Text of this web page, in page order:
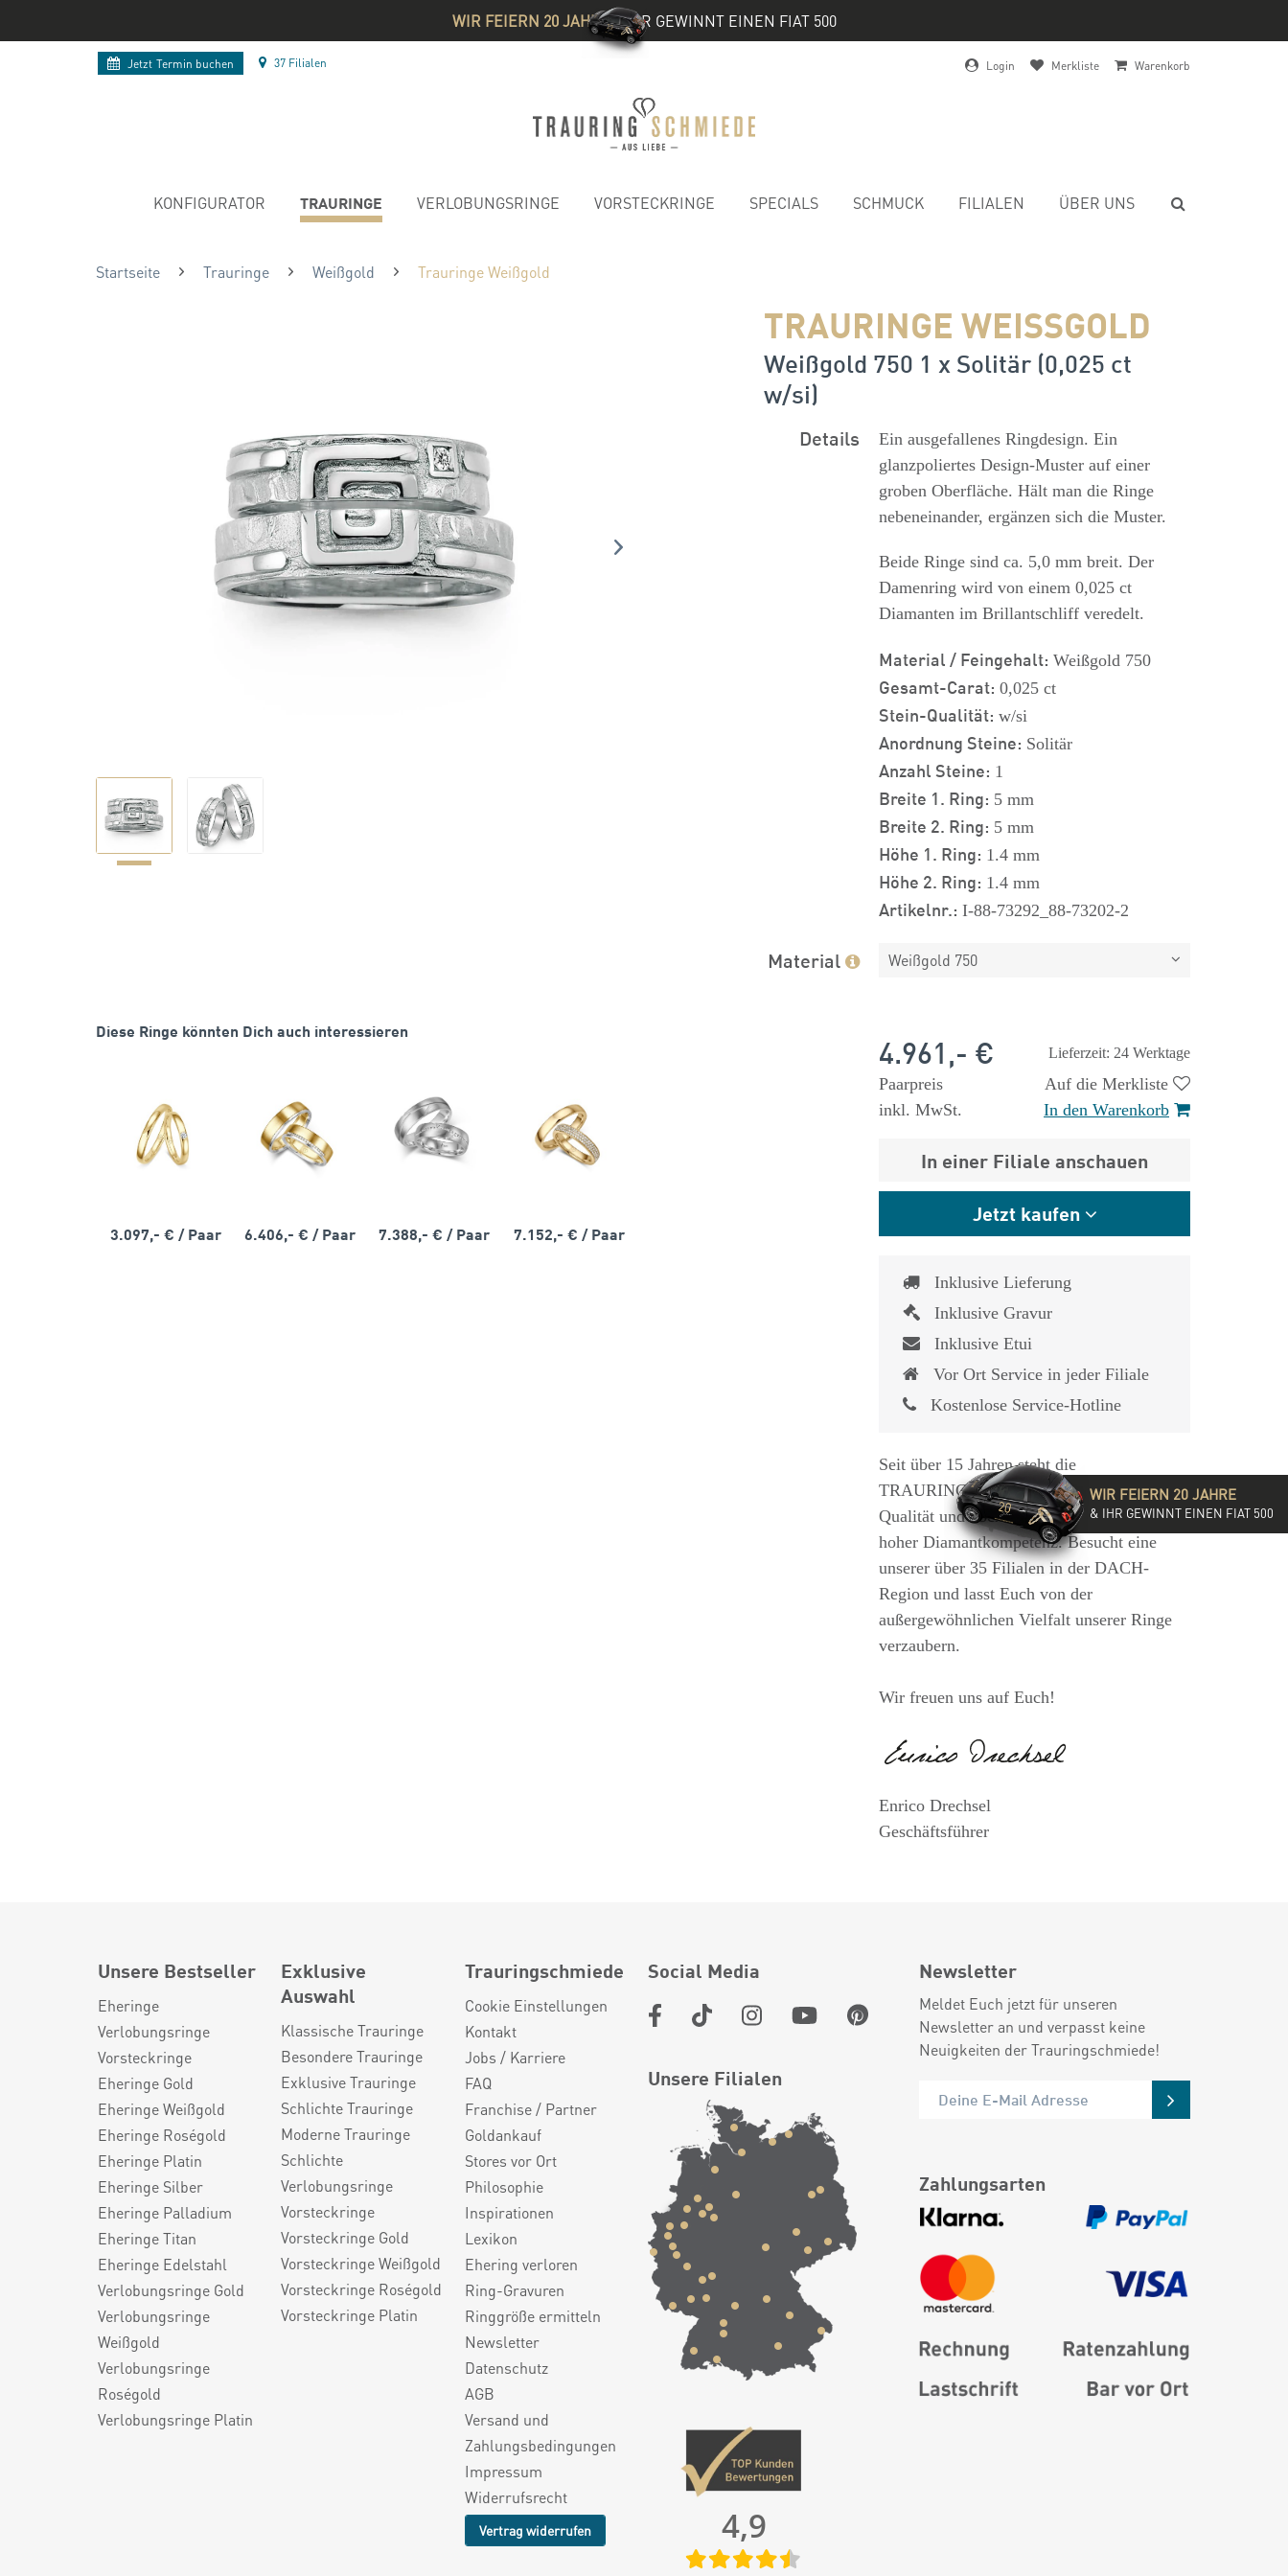
WIR FEIERN 20 JAHRE& IHR GEWINNT EINEN FIAT 500
Jetzt Termin buchen 37 Filialen Login Merkliste Warenkorb
KONFIGURATOR TRAURINGE VERLOBUNGSRINGE VORSTECKRINGE SPECIALS SCHMUCK FILIALEN ÜBER UNS
Startseite Trauringe Weißgold Trauringe Weißgold
TRAURINGE WEISSGOLD
Weißgold 750 1 x Solitär (0,025 ct
w/si)
Diese Ringe könnten Dich auch interessieren
3.097,- € / Paar 6.406,- €/ Paar 7.388,- €/ Paar 7.152,- € / Paar
Details
Ein ausgefallenes Ringdesign. Ein
glanzpoliertes Design-Muster auf einer
groben Oberfläche. Hält man die Ringe
nebeneinander, ergänzen sich die Muster.
Beide Ringe sind ca. 5,0 mm breit. Der
Damenring wird von einem 0,025 ct
Diamanten im Brillantschliff veredelt.
Material / Feingehalt: Weißgold 750
Gesamt-Carat: 0,025 ct
Stein-Qualität: w/si
Anordnung Steine: Solitär
Anzahl Steine: 1
Breite 1. Ring: 5 mm
Breite 2. Ring: 5 mm
Höhe 1. Ring: 1.4 mm
Höhe 2. Ring: 1.4 mm
Artikelnr.: I-88-73292_88-73202-2
Material Weißgold 750
Lieferzeit: 24 Werktage
4.961,- €
Paarpreis
inkl. MwSt.
Auf die Merkliste
In den Warenkorb
In einer Filiale anschauen
Jetzt kaufen
Inklusive Lieferung
Inklusive Gravur
Inklusive Etui
Vor Ort Service in jeder Filiale
Kostenlose Service-Hotline
Seit über 15 Jahren steht die
TRAURINGSCHMIEDE für exzellente
Qualität und hochwertige Beratung mit
hoher Diamantkompetenz. Besucht eine
unserer über 35 Filialen in der DACH-
Region und lasst Euch von der
außergewöhnlichen Vielfalt unserer Ringe
verzaubern.
Wir freuen uns auf Euch!
Enrico Drechsel
Geschäftsführer
Unsere Bestseller
Eheringe
Verlobungsringe
Vorsteckringe
Eheringe Gold
Eheringe Weißgold
Eheringe Roségold
Eheringe Platin
Eheringe Silber
Eheringe Palladium
Eheringe Titan
Eheringe Edelstahl
Verlobungsringe Gold
Verlobungsringe
Weißgold
Verlobungsringe
Roségold
Verlobungsringe Platin
Exklusive
Auswahl
Klassische Trauringe
Besondere Trauringe
Exklusive Trauringe
Schlichte Trauringe
Moderne Trauringe
Schlichte
Verlobungsringe
Vorsteckringe
Vorsteckringe Gold
Vorsteckringe Weißgold
Vorsteckringe Roségold
Vorsteckringe Platin
Trauringschmiede
Cookie Einstellungen
Kontakt
Jobs / Karriere
FAQ
Franchise / Partner
Goldankauf
Stores vor Ort
Philosophie
Inspirationen
Lexikon
Ehering verloren
Ring-Gravuren
Ringgröße ermitteln
Newsletter
Datenschutz
AGB
Versand und
Zahlungsbedingungen
Impressum
Widerrufsrecht
Vertrag widerrufen
Social Media
Unsere Filialen
4,9
Newsletter
Meldet Euch jetzt für unseren
Newsletter an und verpasst keine
Neuigkeiten der Trauringschmiede!
Zahlungsarten
WIR FEIERN 20 JAHRE
& IHR GEWINNT EINEN FIAT 500